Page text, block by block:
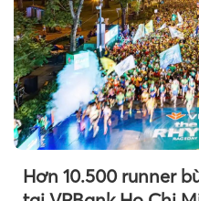
Hơn 10.500 runner